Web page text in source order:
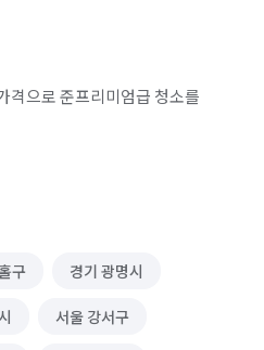
격으로 준프리미엄급 청소를
구 경기 광명시
서울 강서구